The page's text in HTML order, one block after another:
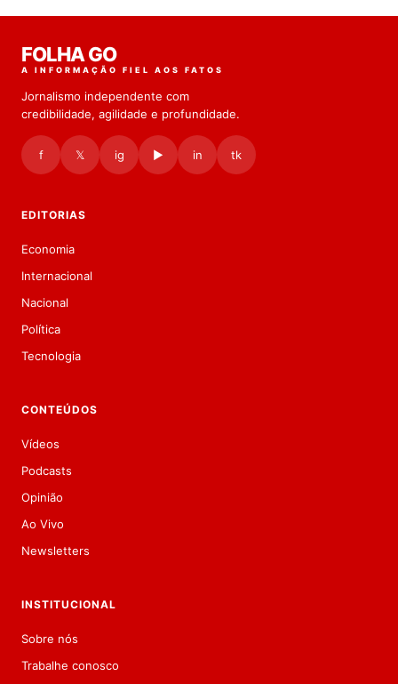
FOLHA GO
A INFORMAÇÃO FIEL AOS FATOS
Jornalismo independente com
credibilidade, agilidade e profundidade.
f 𝕏 ig ▶ in tk
EDITORIAS
Economia
Internacional
Nacional
Política
Tecnologia
CONTEÚDOS
Vídeos
Podcasts
Opinião
Ao Vivo
Newsletters
INSTITUCIONAL
Sobre nós
Trabalhe conosco